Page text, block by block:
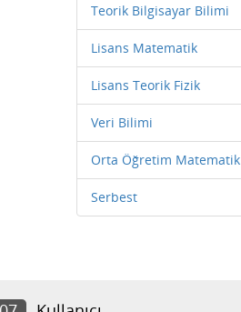
Teorik Bilgisayar Bilimi
Lisans Matematik
Lisans Teorik Fizik
Veri Bilimi
Orta Öğretim Matematik
Serbest